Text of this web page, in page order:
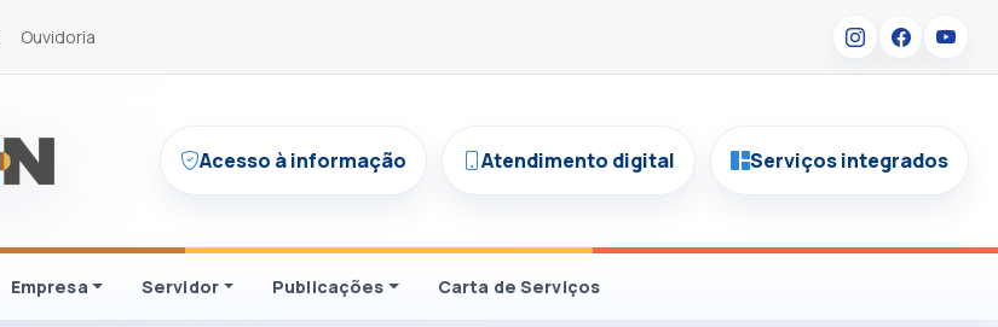
Ouvidoria
Acesso à informação Atendimento digital Serviços integrados
Empresa Servidor Publicações Carta de Serviços